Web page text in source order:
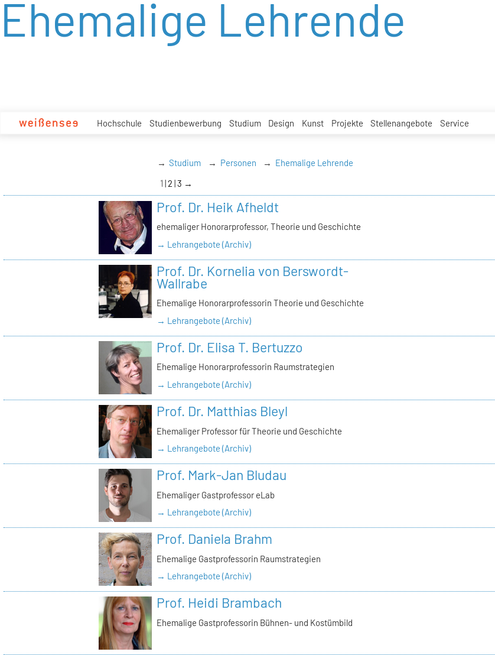
zum
Inhalt
Hochschule Studienbewerbung Studium Design Kunst Projekte Stellenangebote Service
Ehemalige Lehrende
Studium Personen
Ehemalige Lehrende
1 2 3 →
Prof. Dr. Heik Afheldt
ehemaliger Honorarprofessor, Theorie und Geschichte
→ Lehrangebote (Archiv)
Prof. Dr. Kornelia von Berswordt-
Wallrabe
Ehemalige Honorarprofessorin Theorie und Geschichte
→ Lehrangebote (Archiv)
Prof. Dr. Elisa T. Bertuzzo
Ehemalige Honorarprofessorin Raumstrategien
→ Lehrangebote (Archiv)
Prof. Dr. Matthias Bleyl
Ehemaliger Professor für Theorie und Geschichte
→ Lehrangebote (Archiv)
Prof. Mark-Jan Bludau
Ehemaliger Gastprofessor eLab
→ Lehrangebote (Archiv)
Prof. Daniela Brahm
Ehemalige Gastprofessorin Raumstrategien
→ Lehrangebote (Archiv)
Prof. Heidi Brambach
Ehemalige Gastprofessorin Bühnen- und Kostümbild